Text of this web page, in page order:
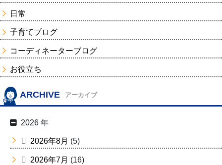
日常
子育てブログ
コーディネーターブログ
お役立ち
ARCHIVE アーカイブ
2026 年
2026年8月 (5)
2026年7月 (16)